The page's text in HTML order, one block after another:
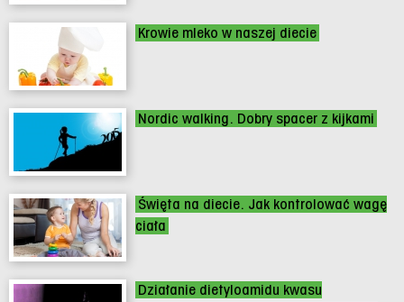
Krowie mleko w naszej diecie
Nordic walking. Dobry spacer z kijkami
Święta na diecie. Jak kontrolować wagę
ciała
Działanie dietyloamidu kwasu